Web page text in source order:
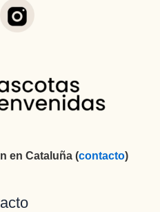
en Cataluña (contacto)